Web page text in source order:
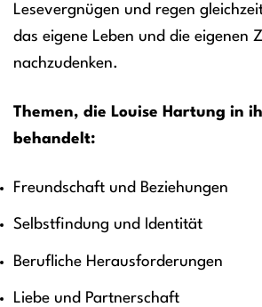
Lesevergnügen und regen
das eigene Leben und die eigenen
nachzudenken.
Themen, die Louise Hartung in
behandelt:
Freundschaft und Beziehungen
Selbstfindung und Identität
Berufliche Herausforderungen
Liebe und Partnerschaft